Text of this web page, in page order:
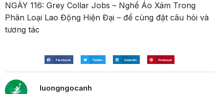
NGÀY 116: Grey Collar Jobs – Nghề Áo Xám Trong
Phân Loại Lao Động Hiện Đại – để cùng đặt câu hỏi và
tương tác
Facebook Twitter LinkedIn Pinterest
luongngocanh